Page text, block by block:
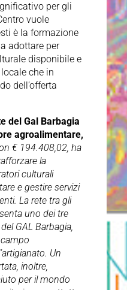
per gli
vuole
è la formazione
adottare per
disponibile e
che in
dell’offerta
del Gal Barbagia
agroalimentare,
€ 194.408,02, ha
la
culturali
e gestire servizi
La rete tra gli
uno dei tre
GAL Barbagia,
Un
inoltre,
per il mondo